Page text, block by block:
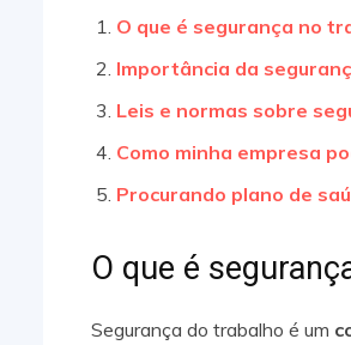
O que é segurança no
Importância da
Leis e normas sobre
Como minha empresa
Procurando plano de
O que é
Segurança do trabalho é um